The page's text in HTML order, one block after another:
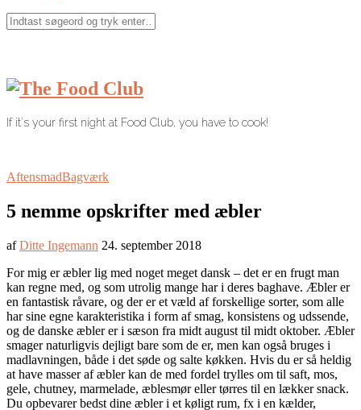
If it's your first night at Food Club, you have to cook!
AftensmadBagværk
5 nemme opskrifter med æbler
afDitte Ingemann 24. september 2018
For mig er æbler lig med noget meget dansk – det er en frugt man
kan regne med, og som utrolig mange har i deres baghave. Æbler er
en fantastisk råvare, og der er et væld af forskellige sorter, som alle
har sine egne karakteristika i form af smag, konsistens og udssende,
og de danske æbler er i sæson fra midt august til midt oktober. Æbler
smager naturligvis dejligt bare som de er, men kan også bruges i
madlavningen, både i det søde og salte køkken. Hvis du er så heldig
at have masser af æbler kan de med fordel trylles om til saft, mos,
gele, chutney, marmelade, æblesmør eller tørres til en lækker snack.
Du opbevarer bedst dine æbler i et køligt rum, fx i en kælder,